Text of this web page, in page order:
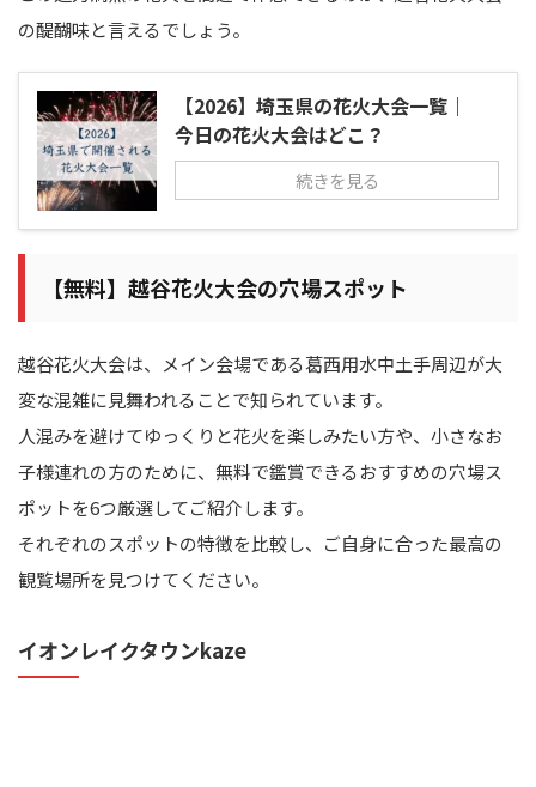
の醍醐味と言えるでしょう。
【2026】埼玉県の花火大会一覧｜
今日の花火大会はどこ？
続きを見る
【無料】越谷花火大会の穴場スポット
越谷花火大会は、メイン会場である葛西用水中土手周辺が大
変な混雑に見舞われることで知られています。
人混みを避けてゆっくりと花火を楽しみたい方や、小さなお
子様連れの方のために、無料で鑑賞できるおすすめの穴場ス
ポットを6つ厳選してご紹介します。
それぞれのスポットの特徴を比較し、ご自身に合った最高の
観覧場所を見つけてください。
イオンレイクタウンkaze